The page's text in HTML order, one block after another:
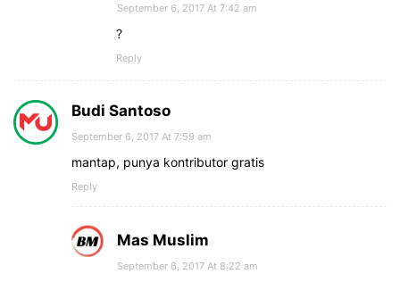
September 6, 2017 At 7:42 am
?
Reply
Budi Santoso
September 6, 2017 At 7:59 am
mantap, punya kontributor gratis
Reply
Mas Muslim
September 6, 2017 At 8:22 am